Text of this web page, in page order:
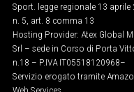
UNISCITI
AL CANALE
WHATSAPP
Sport. legge regionale 13 aprile
n. 5, art. 8 comma 13
Hosting Provider: Atex Global
Srl – sede in Corso di Porta
n.18 – P.IVA IT05518120968​–
Servizio erogato tramite